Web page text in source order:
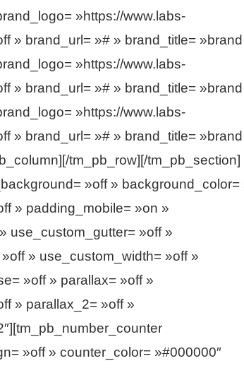
»https://www.labs-
» brand_url= »# » brand_title= »brand
»https://www.labs-
» brand_url= »# » brand_title= »brand
»https://www.labs-
» brand_url= »# » brand_title= »brand
tm_pb_row][/tm_pb_section]
»off » background_color=
» padding_mobile= »on »
use_custom_gutter= »off »
» use_custom_width= »off »
»off » parallax= »off »
» parallax_2= »off »
»off » counter_color= »#000000″